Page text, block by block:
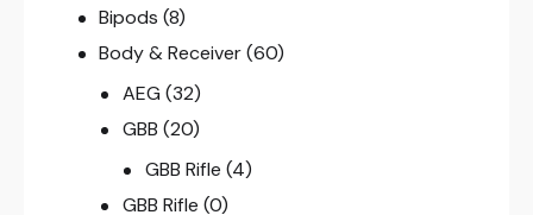
Bipods (8)
Body & Receiver (60)
AEG (32)
GBB (20)
GBB Rifle (4)
GBB Rifle (0)